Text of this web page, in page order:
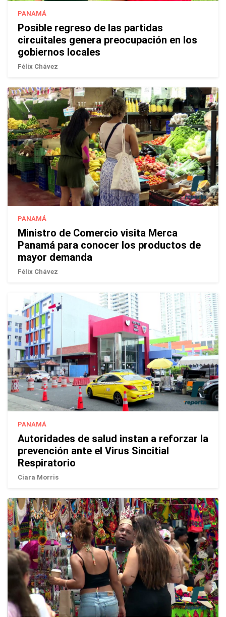
PANAMÁ
Posible regreso de las partidas
circuitales genera preocupación en los
gobiernos locales
Félix Chávez
PANAMÁ
Ministro de Comercio visita Merca
Panamá para conocer los productos de
mayor demanda
Félix Chávez
PANAMÁ
Autoridades de salud instan a reforzar la
prevención ante el Virus Sincitial
Respiratorio
Ciara Morris